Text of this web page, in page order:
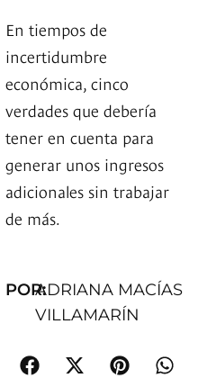
En tiempos de
incertidumbre
económica, cinco
verdades que debería
tener en cuenta para
generar unos ingresos
adicionales sin trabajar
de más.
POR:ADRIANA MACÍAS
VILLAMARÍN